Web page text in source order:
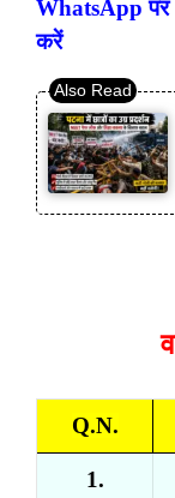
WhatsApp पर
करें
Q.N.
1.